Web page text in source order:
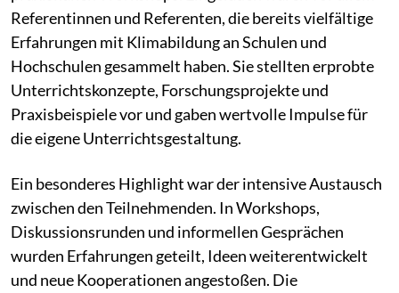
Referentinnen und Referenten, die bereits vielfältige
Erfahrungen mit Klimabildung an Schulen und
Hochschulen gesammelt haben. Sie stellten erprobte
Unterrichtskonzepte, Forschungsprojekte und
Praxisbeispiele vor und gaben wertvolle Impulse für
die eigene Unterrichtsgestaltung.
Ein besonderes Highlight war der intensive Austausch
zwischen den Teilnehmenden. In Workshops,
Diskussionsrunden und informellen Gesprächen
wurden Erfahrungen geteilt, Ideen weiterentwickelt
und neue Kooperationen angestoßen. Die